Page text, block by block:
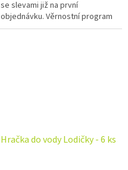
se slevami již na první
objednávku. Věrnostní program
Hračka do vody Lodičky - 6 ks